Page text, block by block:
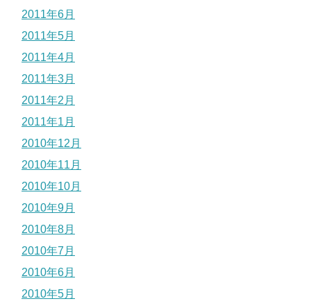
2011年6月
2011年5月
2011年4月
2011年3月
2011年2月
2011年1月
2010年12月
2010年11月
2010年10月
2010年9月
2010年8月
2010年7月
2010年6月
2010年5月